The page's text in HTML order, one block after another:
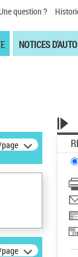
question ?
NOTICES